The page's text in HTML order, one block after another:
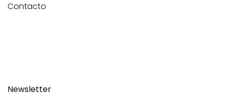
Contacto
Newsletter